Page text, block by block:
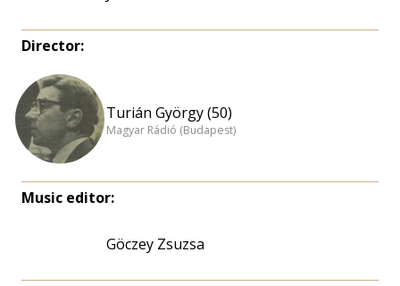
Director:
Turián György (50)
Magyar Rádió (Budapest)
Music editor:
Göczey Zsuzsa